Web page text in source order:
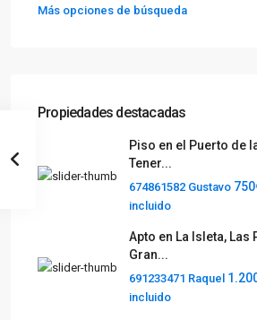
Más opciones de búsqueda
Propiedades destacadas
Piso en el Puerto de
Tener...
674861582 Gustavo
incluido
Apto en La Isleta, Las
Gran...
691233471 Raquel
incluido